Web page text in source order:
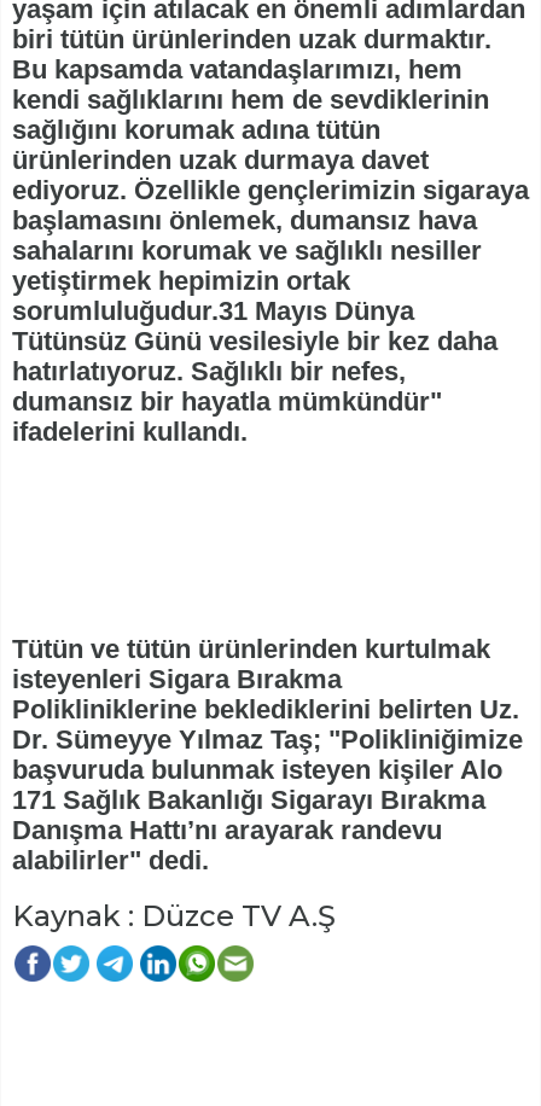
yaşam için atılacak en önemli adımlardan
biri tütün ürünlerinden uzak durmaktır.
Bu kapsamda vatandaşlarımızı, hem
kendi sağlıklarını hem de sevdiklerinin
sağlığını korumak adına tütün
ürünlerinden uzak durmaya davet
ediyoruz. Özellikle gençlerimizin sigaraya
başlamasını önlemek, dumansız hava
sahalarını korumak ve sağlıklı nesiller
yetiştirmek hepimizin ortak
sorumluluğudur.31 Mayıs Dünya
Tütünsüz Günü vesilesiyle bir kez daha
hatırlatıyoruz. Sağlıklı bir nefes,
dumansız bir hayatla mümkündür"
ifadelerini kullandı.
Tütün ve tütün ürünlerinden kurtulmak
isteyenleri Sigara Bırakma
Polikliniklerine beklediklerini belirten Uz.
Dr. Sümeyye Yılmaz Taş; "Polikliniğimize
başvuruda bulunmak isteyen kişiler Alo
171 Sağlık Bakanlığı Sigarayı Bırakma
Danışma Hattı’nı arayarak randevu
alabilirler" dedi.
Kaynak : Düzce TV A.Ş